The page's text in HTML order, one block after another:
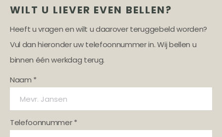
WILT U LIEVER EVEN BELLEN?
Heeft u vragen en wilt u daarover teruggebeld worden?
Vul dan hieronder uw telefoonnummer in. Wij bellen u
binnen één werkdag terug.
Naam *
Telefoonnummer *